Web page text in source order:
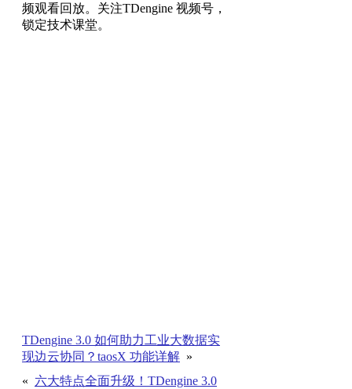
频观看回放。关注TDengine 视频号，
锁定技术课堂。
TDengine 3.0 如何助力工业大数据实
现边云协同？taosX 功能详解 »
« 六大特点全面升级！TDengine 3.0